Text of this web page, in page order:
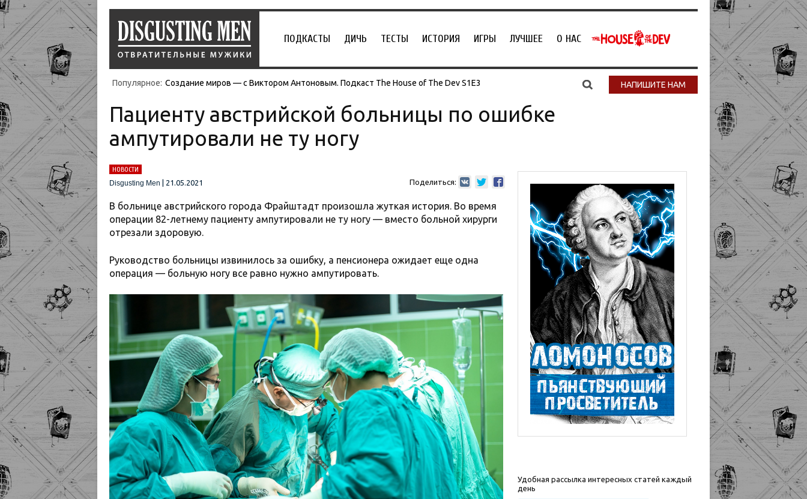
ПОДКАСТЫ ДИЧЬ ТЕСТЫ ИСТОРИЯ ИГРЫ ЛУЧШЕЕ О НАС
Популярное: Создание миров — с Виктором Антоновым. Подкаст The House of The Dev S1E3 НАПИШИТЕ НАМ
Пациенту австрийской больницы по ошибке
ампутировали не ту ногу
НОВОСТИ
Disgusting Men
21.05.2021 Поделиться:
В больнице австрийского города Фрайштадт произошла жуткая история. Во время
операции 82-летнему пациенту ампутировали не ту ногу — вместо больной хирурги
отрезали здоровую.
Руководство больницы извинилось за ошибку, а пенсионера ожидает еще одна
операция — больную ногу все равно нужно ампутировать.
Удобная рассылка интересных статей каждый
день